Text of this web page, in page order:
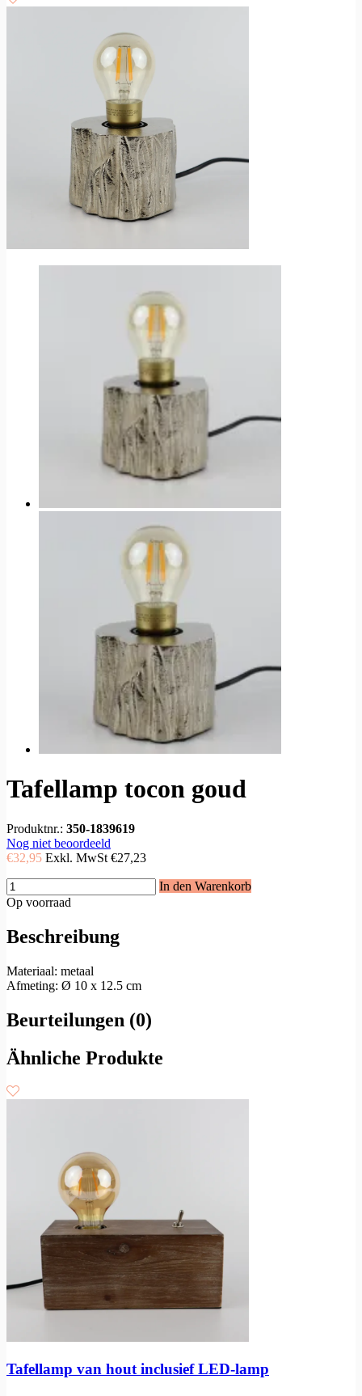
Tafellamp tocon goud
Produktnr.: 350-1839619
Nog niet beoordeeld
€32,95 Exkl. MwSt €27,23
In den Warenkorb
Op voorraad
Beschreibung
Materiaal: metaal
Afmeting: Ø 10 x 12.5 cm
Beurteilungen (0)
Ähnliche Produkte
Tafellamp van hout inclusief LED-lamp